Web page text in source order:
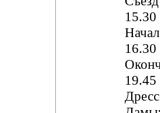
15.30
16.30
19.45